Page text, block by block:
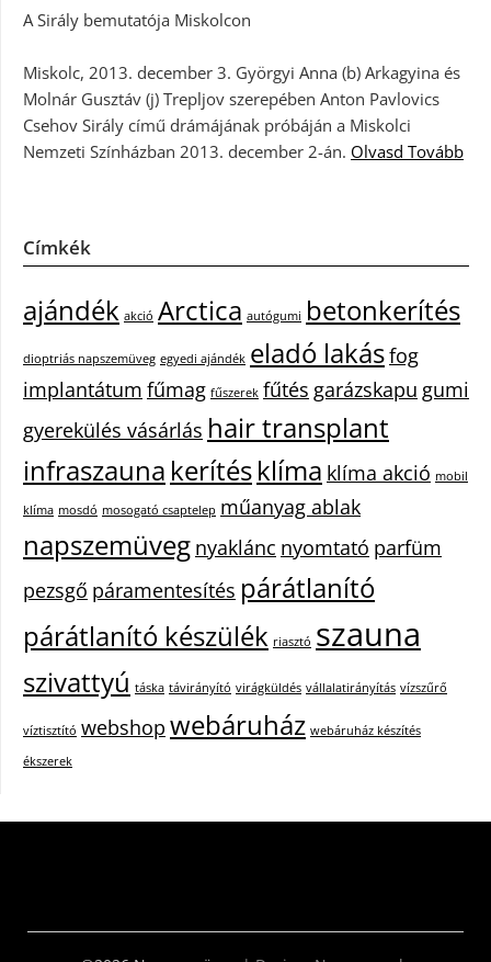
A Sirály bemutatója Miskolcon
Miskolc, 2013. december 3. Györgyi Anna (b) Arkagyina és
Molnár Gusztáv (j) Trepljov szerepében Anton Pavlovics
Csehov Sirály című drámájának próbáján a Miskolci
Nemzeti Színházban 2013. december 2-án. Olvasd Tovább
Címkék
ajándék akció Arctica autógumi betonkerítés
dioptriás napszemüveg egyedi ajándék eladó lakásfog
implantátum fűmag fűszerek fűtés garázskapu gumi
gyerekülés vásárlás hair transplant
infraszauna kerítésklíma klíma akció mobil
klíma mosdó mosogató csaptelep műanyag ablak
napszemüveg nyaklánc nyomtató parfüm
pezsgő páramentesítés párátlanító
párátlanító készülék riasztó szauna
szivattyú táska távirányító virágküldés vállalatirányítás vízszűrő
víztisztító webshop webáruház webáruház készítés
ékszerek